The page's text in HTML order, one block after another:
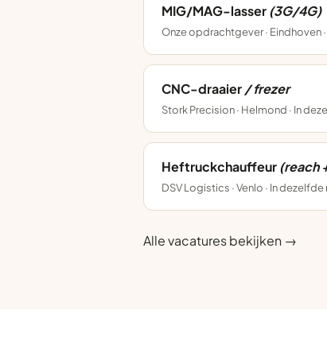
MIG/MAG-lasser(3G/4G)
Onze opdrachtgever · Eindhoven
CNC-draaier / frezer
Stork Precision · Helmond · In
Heftruckchauffeur(reach
DSV Logistics · Venlo · In
Alle vacatures bekijken →